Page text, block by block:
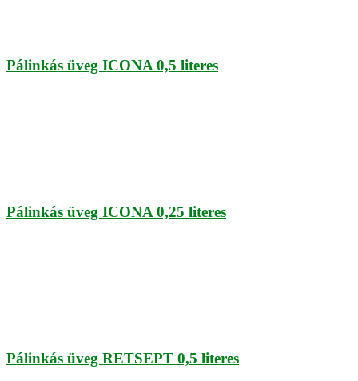
Pálinkás üveg ICONA 0,5 literes
Pálinkás üveg ICONA 0,25 literes
Pálinkás üveg RETSEPT 0,5 literes